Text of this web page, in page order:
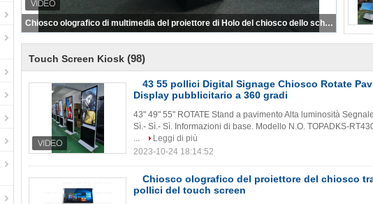
Chiosco olografico di multimedia del proiettore di Holo del chiosco dello schermo di proiezione
Touch Screen Kiosk (98)
43 55 pollici Digital Signage Chiosco Rotate
Display pubblicitario a 360 gradi
43" 49" 55" ROTATE Stand a pavimento Alta luminosità
Sì.- Sì.- Sì. Informazioni di base. Modello N.O. TOPADKS-
...
Leggi di più
2023-10-24 18:14:52
Chiosco olografico del proiettore del chiosco
pollici del touch screen